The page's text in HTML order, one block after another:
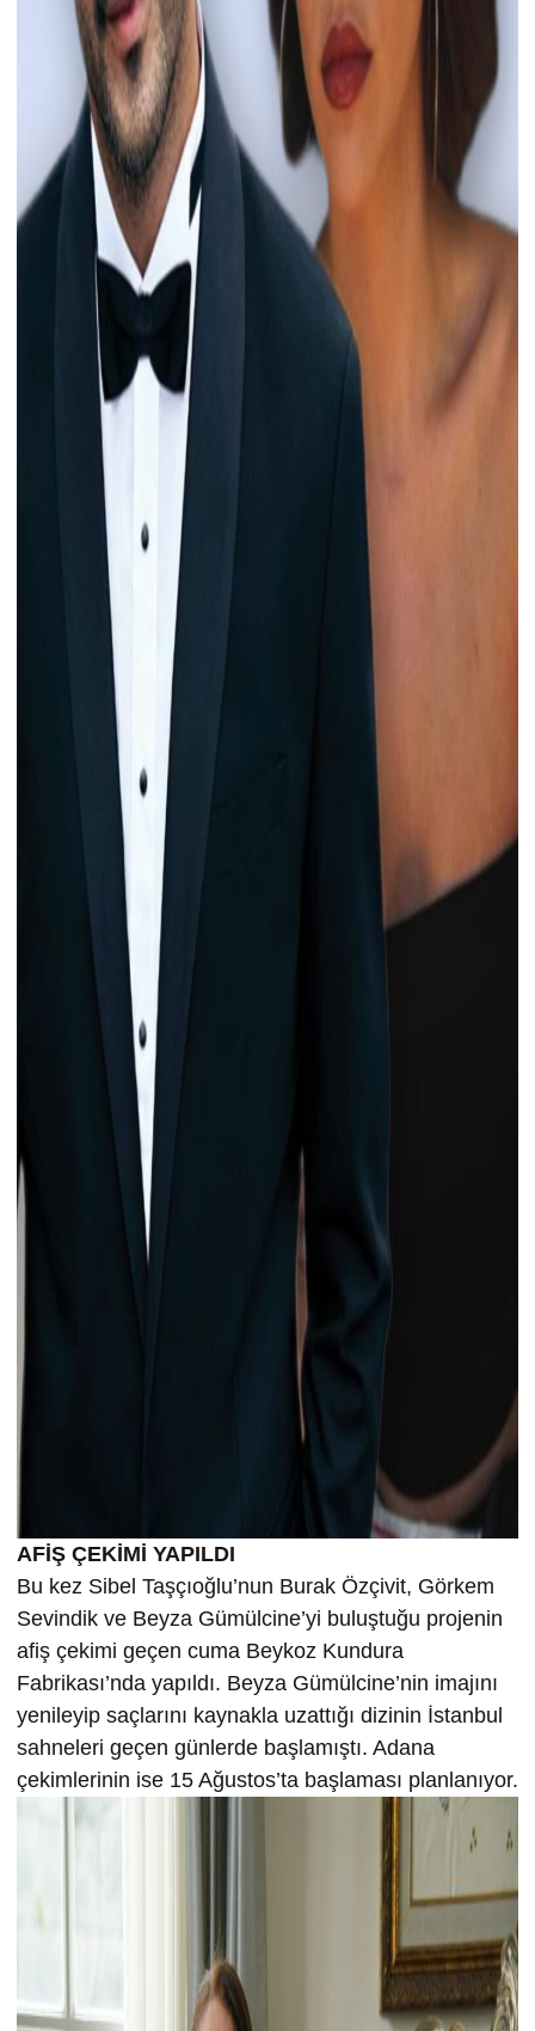
AFİŞ ÇEKİMİ YAPILDI
Bu kez Sibel Taşçıoğlu’nun Burak Özçivit, Görkem
Sevindik ve Beyza Gümülcine’yi buluştuğu projenin
afiş çekimi geçen cuma Beykoz Kundura
Fabrikası’nda yapıldı. Beyza Gümülcine’nin imajını
yenileyip saçlarını kaynakla uzattığı dizinin İstanbul
sahneleri geçen günlerde başlamıştı. Adana
çekimlerinin ise 15 Ağustos’ta başlaması planlanıyor.